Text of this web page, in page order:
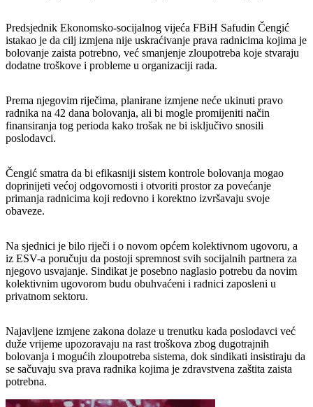
Predsjednik Ekonomsko-socijalnog vijeća FBiH Safudin Čengić
istakao je da cilj izmjena nije uskraćivanje prava radnicima kojima je
bolovanje zaista potrebno, već smanjenje zloupotreba koje stvaraju
dodatne troškove i probleme u organizaciji rada.
Prema njegovim riječima, planirane izmjene neće ukinuti pravo
radnika na 42 dana bolovanja, ali bi mogle promijeniti način
finansiranja tog perioda kako trošak ne bi isključivo snosili
poslodavci.
Čengić smatra da bi efikasniji sistem kontrole bolovanja mogao
doprinijeti većoj odgovornosti i otvoriti prostor za povećanje
primanja radnicima koji redovno i korektno izvršavaju svoje
obaveze.
Na sjednici je bilo riječi i o novom općem kolektivnom ugovoru, a
iz ESV-a poručuju da postoji spremnost svih socijalnih partnera za
njegovo usvajanje. Sindikat je posebno naglasio potrebu da novim
kolektivnim ugovorom budu obuhvaćeni i radnici zaposleni u
privatnom sektoru.
Najavljene izmjene zakona dolaze u trenutku kada poslodavci već
duže vrijeme upozoravaju na rast troškova zbog dugotrajnih
bolovanja i mogućih zloupotreba sistema, dok sindikati insistiraju da
se sačuvaju sva prava radnika kojima je zdravstvena zaštita zaista
potrebna.